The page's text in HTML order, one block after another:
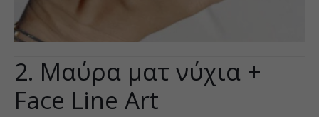
2. Μαύρα ματ νύχια +
Face Line Art